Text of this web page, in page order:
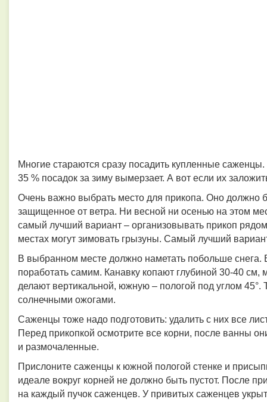
Многие стараются сразу посадить купленные
35 % посадок за зиму вымерзает. А вот если их
Очень важно выбрать место для прикопа. Оно должно
защищенное от ветра. Ни весной ни осенью на этом
самый лучший вариант – организовывать прикоп
местах могут зимовать грызуны. Самый лучший
В выбранном месте должно наметать побольше снега.
поработать самим. Канавку копают глубиной 30-40
делают вертикальной, южную – пологой под углом
солнечными ожогами.
Саженцы тоже надо подготовить: удалить с них все
Перед прикопкой осмотрите все корни, после ванны
и размочаленные.
Прислоните саженцы к южной пологой стенке и
идеале вокруг корней не должно быть пустот. После
на каждый пучок саженцев. У привитых саженцев